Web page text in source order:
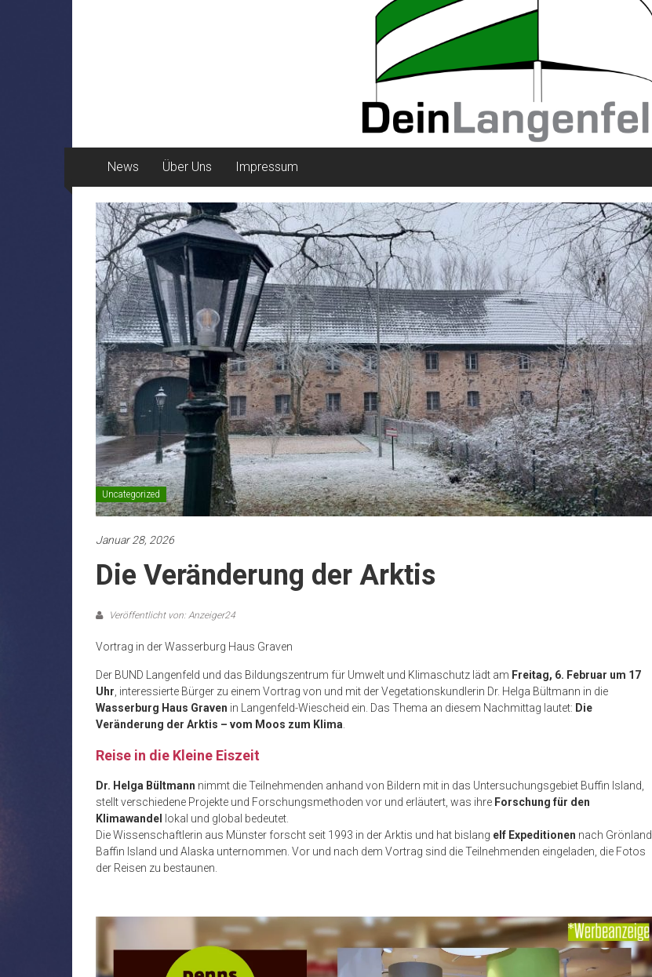
News Über Uns Impressum
Uncategorized
Januar 28, 2026
Die Veränderung der Arktis
Veröffentlicht von: Anzeiger24
Vortrag in der Wasserburg Haus Graven
Der BUND Langenfeld und das Bildungszentrum für Umwelt und Klimaschutz lädt am Freitag, 6. Februar um 17
Uhr , interessierte Bürger zu einem Vortrag von und mit der Vegetationskundlerin Dr. Helga Bültmann in die
Wasserburg Haus Graven in Langenfeld-Wiescheid ein. Das Thema an diesem Nachmittag lautet: Die
Veränderung der Arktis – vom Moos zum Klima
Reise in die Kleine Eiszeit
Dr. Helga Bültmann nimmt die Teilnehmenden anhand von Bildern mit in das Untersuchungsgebiet Buffin Island,
stellt verschiedene Projekte und Forschungsmethoden vor und erläutert, was ihre Forschung für den
Klimawandel
lokal und global bedeutet.
Die Wissenschaftlerin aus Münster forscht seit 1993 in der Arktis und hat bislang elf Expeditionen nach Grönland,
Baffin Island und Alaska unternommen. Vor und nach dem Vortrag sind die Teilnehmenden eingeladen, die Fotos
der Reisen zu bestaunen.